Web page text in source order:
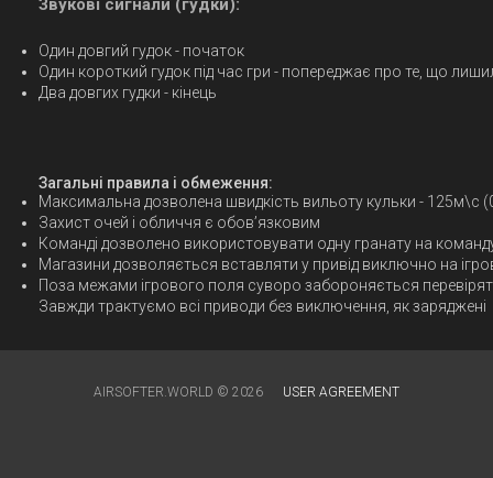
Звукові сигнали (гудки):
Один довгий гудок - початок
Один короткий гудок під час гри - попереджає про те, що
Два довгих гудки - кінець
Загальні правила і обмеження:
Максимальна дозволена швидкість вильоту кульки - 125м\с
Захист очей і обличчя є обов’язковим
Команді дозволено використовувати одну гранату на
Магазини дозволяється вставляти у привід виключно на
Поза межами ігрового поля суворо забороняється
Завжди трактуємо всі приводи без виключення, як заряджені
AIRSOFTER.WORLD © 2026 USER AGREEMENT